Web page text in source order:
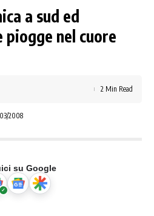
a sud ed
piogge nel cuore
2008
2 Min Read
su Google